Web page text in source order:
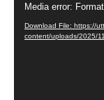
Media error:
Download File: https://
content/uploads/2025/